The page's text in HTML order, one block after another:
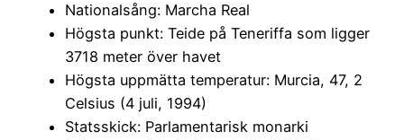
Nationalsång: Marcha Real
Högsta punkt: Teide på Teneriffa som ligger
3718 meter över havet
Högsta uppmätta temperatur: Murcia, 47, 2
Celsius (4 juli, 1994)
Statsskick: Parlamentarisk monarki